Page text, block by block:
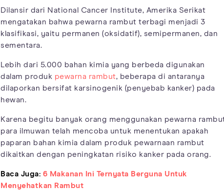
Dilansir dari National Cancer Institute, Amerika Serikat
mengatakan bahwa pewarna rambut terbagi menjadi 3
klasifikasi, yaitu permanen (oksidatif), semipermanen, dan
sementara.
Lebih dari 5.000 bahan kimia yang berbeda digunakan
dalam produk pewarna rambut, beberapa di antaranya
dilaporkan bersifat karsinogenik (penyebab kanker) pada
hewan.
Karena begitu banyak orang menggunakan pewarna
para ilmuwan telah mencoba untuk menentukan apakah
paparan bahan kimia dalam produk pewarnaan rambut
dikaitkan dengan peningkatan risiko kanker pada orang.
Baca Juga: 6 Makanan Ini Ternyata Berguna Untuk
Menyehatkan Rambut